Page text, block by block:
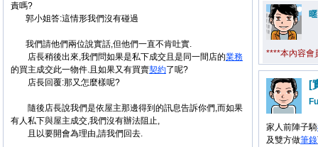
責嗎?
郭小姐答:這情形我們沒有碰過
我們請他們兩位說實話,但他們一直不肯吐實.
店長稍後出來,我們問如果是私下成交且是同一間店的業務
的買主成交此一物件.且如果又有買賣契約了呢?
店長回覆:那又怎麼樣呢?
隨後店長說我們是依屋主那邊得到的訊息告訴你們,而如果
有人私下與屋主成交,我們沒有辦法阻止,
且以要開會為理由,請我們回去.
****本內容會
家人前陣子騎
及雙方做筆錄